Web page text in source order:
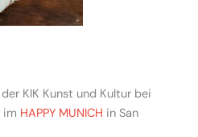
KIK Kunst und Kultur bei
im HAPPY MUNICH in San